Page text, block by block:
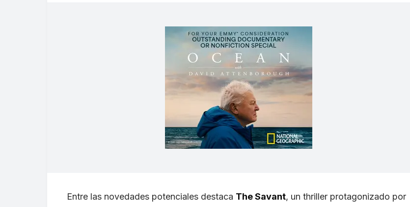
Entre las novedades potenciales destaca The Savant, un thriller protagonizado por